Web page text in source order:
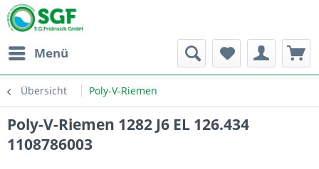
Menü
Übersicht Poly-V-Riemen
Poly-V-Riemen 1282 J6 EL 126.434
1108786003